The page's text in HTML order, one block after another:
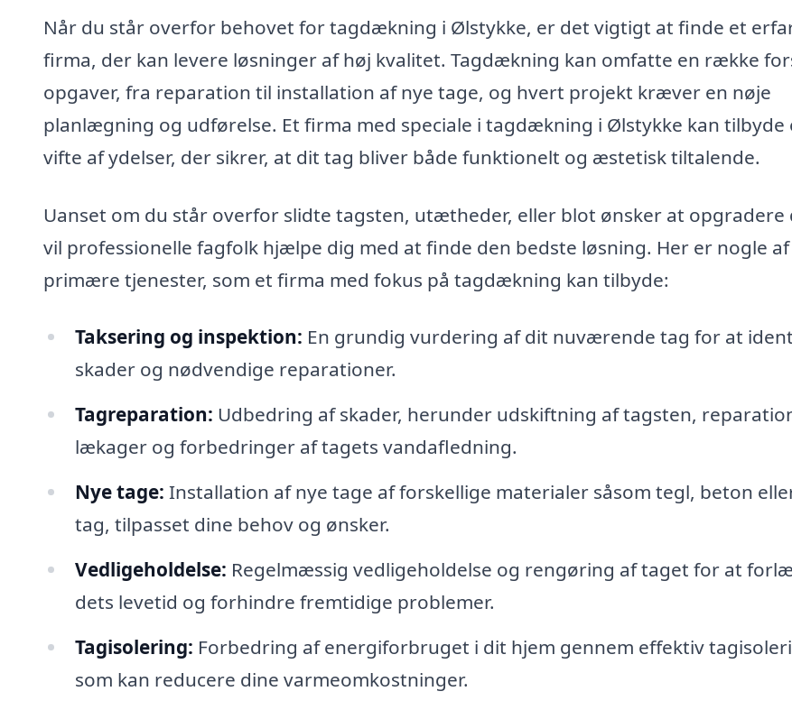
Når du står overfor behovet for tagdækning i Ølstykke, er det vigtigt at finde et
firma, der kan levere løsninger af høj kvalitet. Tagdækning kan omfatte en række
opgaver, fra reparation til installation af nye tage, og hvert projekt kræver en nøje
planlægning og udførelse. Et firma med speciale i tagdækning i Ølstykke kan tilbyde
vifte af ydelser, der sikrer, at dit tag bliver både funktionelt og æstetisk tiltalende.
Uanset om du står overfor slidte tagsten, utætheder, eller blot ønsker at opgradere
vil professionelle fagfolk hjælpe dig med at finde den bedste løsning. Her er nogle
primære tjenester, som et firma med fokus på tagdækning kan tilbyde:
Taksering og inspektion: En grundig vurdering af dit nuværende tag for at
skader og nødvendige reparationer.
Tagreparation: Udbedring af skader, herunder udskiftning af tagsten,
lækager og forbedringer af tagets vandafledning.
Nye tage: Installation af nye tage af forskellige materialer såsom tegl, beton
tag, tilpasset dine behov og ønsker.
Vedligeholdelse: Regelmæssig vedligeholdelse og rengøring af taget for at
dets levetid og forhindre fremtidige problemer.
Tagisolering: Forbedring af energiforbruget i dit hjem gennem effektiv
som kan reducere dine varmeomkostninger.